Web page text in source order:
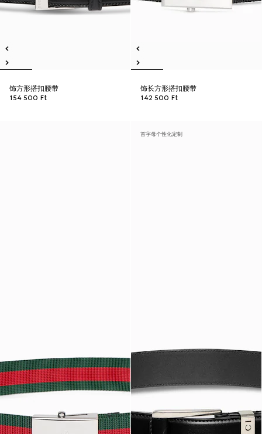
饰方形搭扣腰带
154 500 Ft
饰长方形搭扣腰带
142 500 Ft
首字母个性化定制